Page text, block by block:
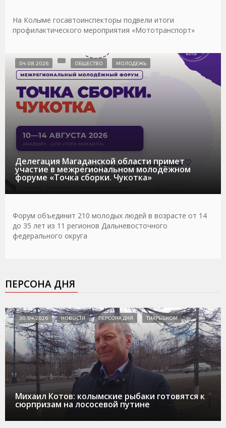
На Колыме госавтоинспекторы подвели итоги
профилактического мероприятия «Мототранспорт»
Делегация Магаданской области примет
участие в межрегиональном молодёжном
форуме «Точка сборки. Чукотка»
04.08.2026 ОБЩЕСТВО МОЛОДЕЖЬ
Форум объединит 210 молодых людей в возрасте от 14
до 35 лет из 11 регионов Дальневосточного
федерального округа
ПЕРСОНА ДНЯ
Михаил Котов: колымские рыбаки готовятся к
сюрпризам на лососевой путине
30.04.2026 НОВОСТИ ПЕРСОНА ДНЯ ТИХРЫБКОМ